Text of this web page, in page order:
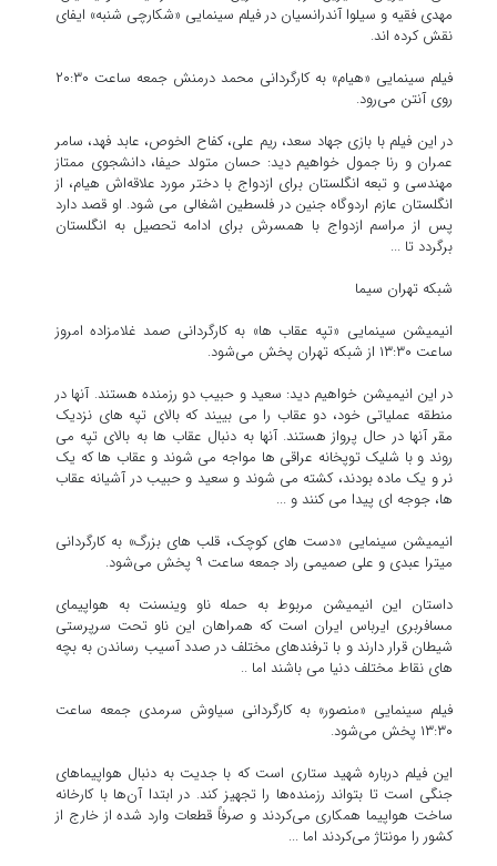
مهدی فقیه و سیلوا آندرانسیان در فیلم سینمایی «شکارچی شنبه» ایفای
نقش کرده اند.
فیلم سینمایی «هیام» به کارگردانی محمد درمنش جمعه ساعت ۲۰:۳۰
روی آنتن می‌رود.
در این فیلم با بازی جهاد سعد، ریم علی، کفاح الخوص، عابد فهد، سامر
عمران و رنا جمول خواهیم دید: حسان متولد حیفا، دانشجوی ممتاز
مهندسی و تبعه انگلستان برای ازدواج با دختر مورد علاقه‌اش هیام، از
انگلستان عازم اردوگاه جنین در فلسطین اشغالی می شود. او قصد دارد
پس از مراسم ازدواج با همسرش برای ادامه تحصیل به انگلستان
برگردد تا ...
شبکه تهران سیما
انیمیشن سینمایی «تپه عقاب ها» به کارگردانی صمد غلامزاده امروز
ساعت ۱۳:۳۰ از شبکه تهران پخش می‌شود.
در این انیمیشن خواهیم دید: سعید و حبیب دو رزمنده هستند. آنها در
منطقه عملیاتی خود، دو عقاب را می بییند که بالای تپه های نزدیک
مقر آنها در حال پرواز هستند. آنها به دنبال عقاب ها به بالای تپه می
روند و با شلیک توپخانه عراقی ها مواجه می شوند و عقاب ها که یک
نر و یک ماده بودند، کشته می شوند و سعید و حبیب در آشیانه عقاب
ها، جوجه ای پیدا می کنند و ...
انیمیشن سینمایی «دست های کوچک، قلب های بزرگ» به کارگردانی
میترا عبدی و علی صمیمی راد جمعه ساعت ۹ پخش می‌شود.
داستان این انیمیشن مربوط به حمله ناو وینسنت به هواپیمای
مسافربری ایرباس ایران است که همراهان این ناو تحت سرپرستی
شیطان قرار دارند و با ترفندهای مختلف در صدد آسیب رساندن به بچه
های نقاط مختلف دنیا می باشند اما ..
فیلم سینمایی «منصور» به کارگردانی سیاوش سرمدی جمعه ساعت
۱۳:۳۰ پخش می‌شود.
این فیلم درباره شهید ستاری است که با جدیت به دنبال هواپیماهای
جنگی است تا بتواند رزمنده‌ها را تجهیز کند. در ابتدا آن‌ها با کارخانه
ساخت هواپیما همکاری می‌کردند و صرفاً قطعات وارد شده از خارج از
کشور را مونتاژ می‌کردند اما ...